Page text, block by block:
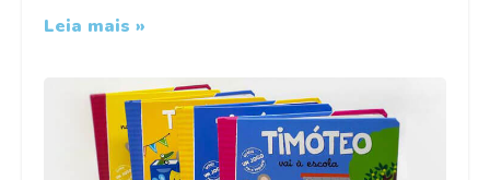
Leia mais »